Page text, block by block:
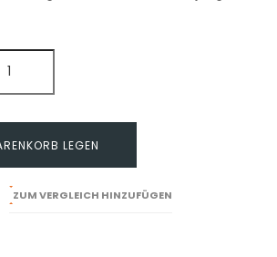
LEGEN
ZUM VERGLEICH HINZUFÜGEN